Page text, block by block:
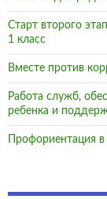
Старт второго
1 класс
Вместе против
Работа служб,
ребенка и
Профориентация